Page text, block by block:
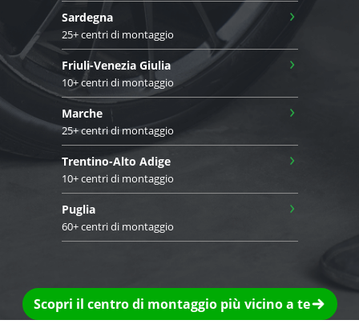
Sardegna
25+ centri di montaggio
›
Friuli-Venezia Giulia
10+ centri di montaggio
›
Marche
25+ centri di montaggio
›
Trentino-Alto Adige
10+ centri di montaggio
›
Puglia
60+ centri di montaggio
›
Scopri il centro di montaggio più vicino a te